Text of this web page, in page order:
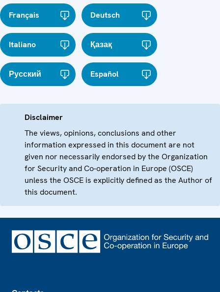
Français Deutsch
Italiano Қазақ
Русский Español
Disclaimer
The views, opinions, conclusions and other
information expressed in this document are not
given nor necessarily endorsed by the Organization
for Security and Co-operation in Europe (OSCE)
unless the OSCE is explicitly defined as the Author of
this document.